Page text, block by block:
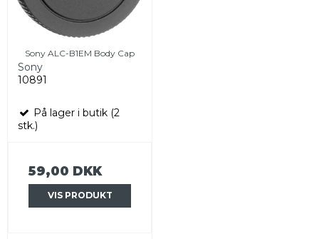
Sony ALC-B1EM Body Cap
Sony
10891
På lager i butik (2
stk.)
59,00 DKK
VIS PRODUKT